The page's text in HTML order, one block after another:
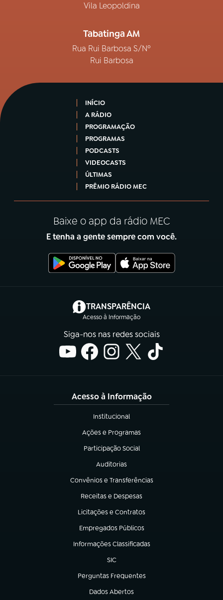
Vila Leopoldina
Tabatinga AM
Rua Rui Barbosa S/Nº
Rui Barbosa
INÍCIO
A RÁDIO
PROGRAMAÇÃO
PROGRAMAS
PODCASTS
VIDEOCASTS
ÚLTIMAS
PRÊMIO RÁDIO MEC
Baixe o app da rádio MEC
E tenha a gente sempre com você.
TRANSPARÊNCIA
Acesso à Informação
(abre em nova aba)
Siga-nos nas redes sociais
Acesso à Informação
Institucional
(abre em nova aba)
Ações e Programas
(abre em nova aba)
Participação Social
(abre em nova aba)
Auditorias
(abre em nova aba)
Convênios e Transferências
(abre em nova aba)
Receitas e Despesas
(abre em nova aba)
Licitações e Contratos
(abre em nova aba)
Empregados Públicos
(abre em nova aba)
Informações Classificadas
(abre em nova aba)
SIC
(abre em nova aba)
Perguntas Frequentes
(abre em nova aba)
Dados Abertos
(abre em nova aba)